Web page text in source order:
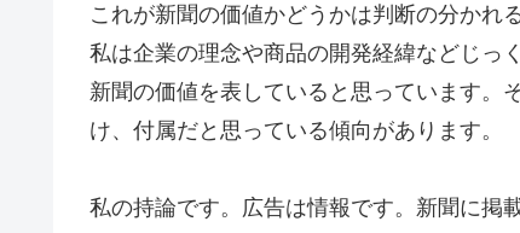
これが新聞の価値かどうかは判断の分かれ
私は企業の理念や商品の開発経緯などじっ
新聞の価値を表していると思っています。
け、付属だと思っている傾向があります。
私の持論です。広告は情報です。新聞に掲